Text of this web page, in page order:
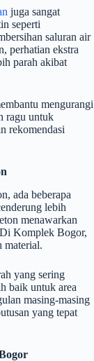
juga sangat
seperti
saluran air
perhatian ekstra
parah akibat
mengurangi
ragu untuk
rekomendasi
ada beberapa
lebih
menawarkan
Komplek Bogor,
material.
yang sering
baik untuk area
masing-masing
yang tepat